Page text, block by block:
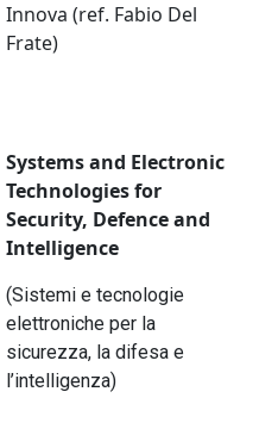
Innova (ref. Fabio Del
Frate)
Systems and Electronic
Technologies for
Security, Defence and
Intelligence
(Sistemi e tecnologie
elettroniche per la
sicurezza, la difesa e
l’intelligenza)